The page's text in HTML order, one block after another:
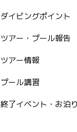
ダイビングポイント
ツアー・プール報告
ツアー情報
プール講習
終了イベント・お泊